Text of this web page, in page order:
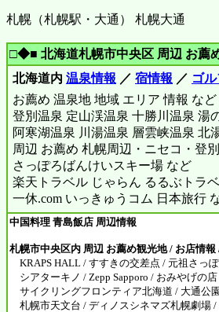
札幌（札幌駅・大通） 札幌大通
□◆■ 北海道札幌市中央区 周辺 お薦
北海道内 温泉情報 ／ 宿情報 ／ ゴ
お薦め 温泉地 地域 エリア 情報 など
登別温泉 定山渓温泉 十勝川温泉 湯
阿寒湖温泉 川湯温泉 層雲峡温泉 北
周辺 お薦め 札幌周辺・ニセコ・登
さっぽろばんけいスキー場 など
楽天トラベル じゃらん るるぶトラ
一休.com いっきゅうコム 日本旅行
中国料理 青島飯店 周辺情報
札幌市中央区内 周辺 お薦め観光地 / お店情
KRAPS HALL / すすきの交差点 / 元祖さっ
シアターキノ / Zepp Sapporo / おみやげの
サイクリングフロンティア北海道 / 大通公
札幌市天文台 / ディノスシネマズ札幌劇場